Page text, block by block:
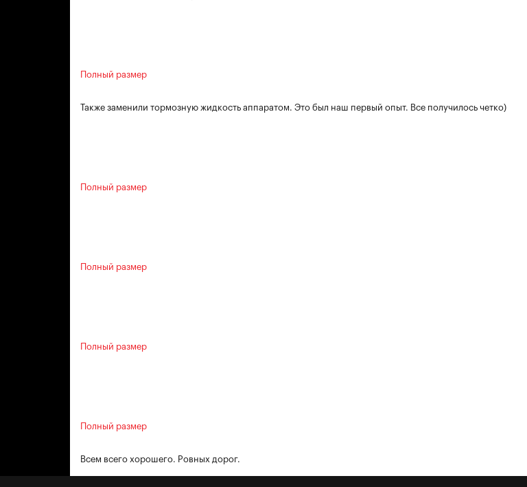
Полный размер
Также заменили тормозную жидкость аппаратом. Это был наш первый опыт. Все получилось четко)
Полный размер
Полный размер
Полный размер
Полный размер
Всем всего хорошего. Ровных дорог.